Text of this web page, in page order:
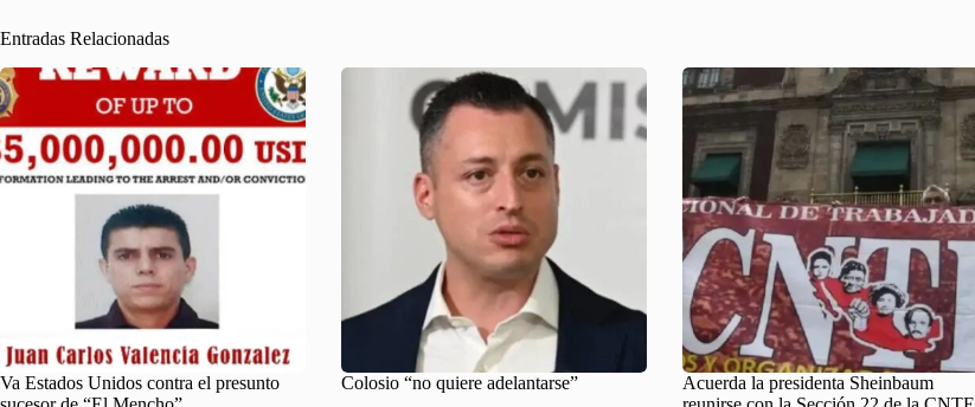
Entradas Relacionadas
Va Estados Unidos contra el presunto
Colosio “no quiere adelantarse”
Acuerda la presidenta Sheinbaum